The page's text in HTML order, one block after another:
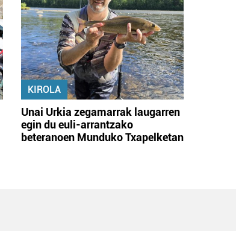
KIROLA
Unai Urkia zegamarrak laugarren
egin du euli-arrantzako
beteranoen Munduko Txapelketan